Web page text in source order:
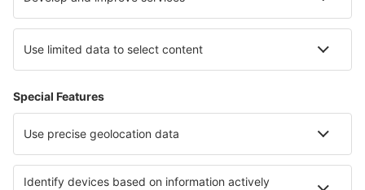
Hoteluri în San Andres Hoteluri în Atolii de Nord